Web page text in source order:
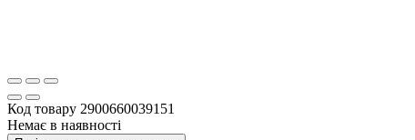
Код товару 2900660039151
Немає в наявності